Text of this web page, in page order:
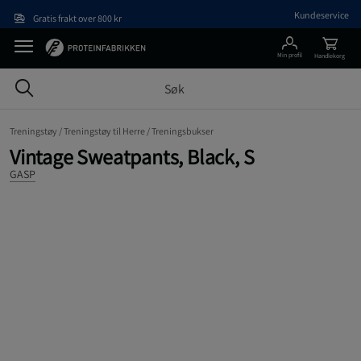
Gratis frakt over 800 kr Kundeservice
Min profil Handlekorg
Treningstøy /Treningstøy til Herre /Treningsbukser
Vintage Sweatpants, Black, S
GASP